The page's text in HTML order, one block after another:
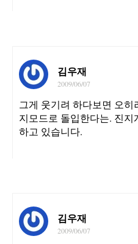
김우재
2009/06/07
그게 웃기려 하다보면 오
지모드로 돌입한다는. 진
하고 있습니다.
김우재
2009/06/07